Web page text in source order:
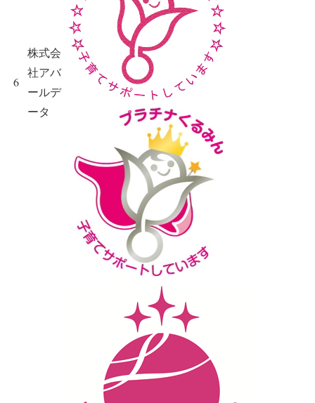
6
株式会
社アバ
ールデ
ータ